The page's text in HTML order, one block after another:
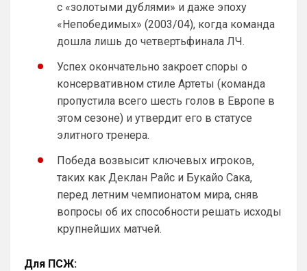
с «золотыми дублями» и даже эпоху
«Непобедимых» (2003/04), когда команда
дошла лишь до четвертьфинала ЛЧ.
Успех окончательно закроет споры о
консервативном стиле Артеты (команда
пропустила всего шесть голов в Европе в
этом сезоне) и утвердит его в статусе
элитного тренера.
Победа возвысит ключевых игроков,
таких как Деклан Райс и Букайо Сака,
перед летним чемпионатом мира, сняв
вопросы об их способности решать исходы
крупнейших матчей.
Для ПСЖ: